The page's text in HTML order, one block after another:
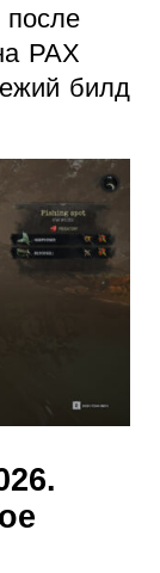
после
PAX
билд